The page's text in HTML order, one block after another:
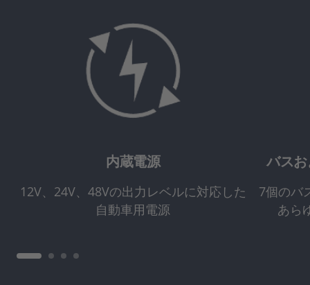
内蔵電源
12V、24V、48Vの出力レベルに対応した
自動車用電源
バス
7個のバ
あら